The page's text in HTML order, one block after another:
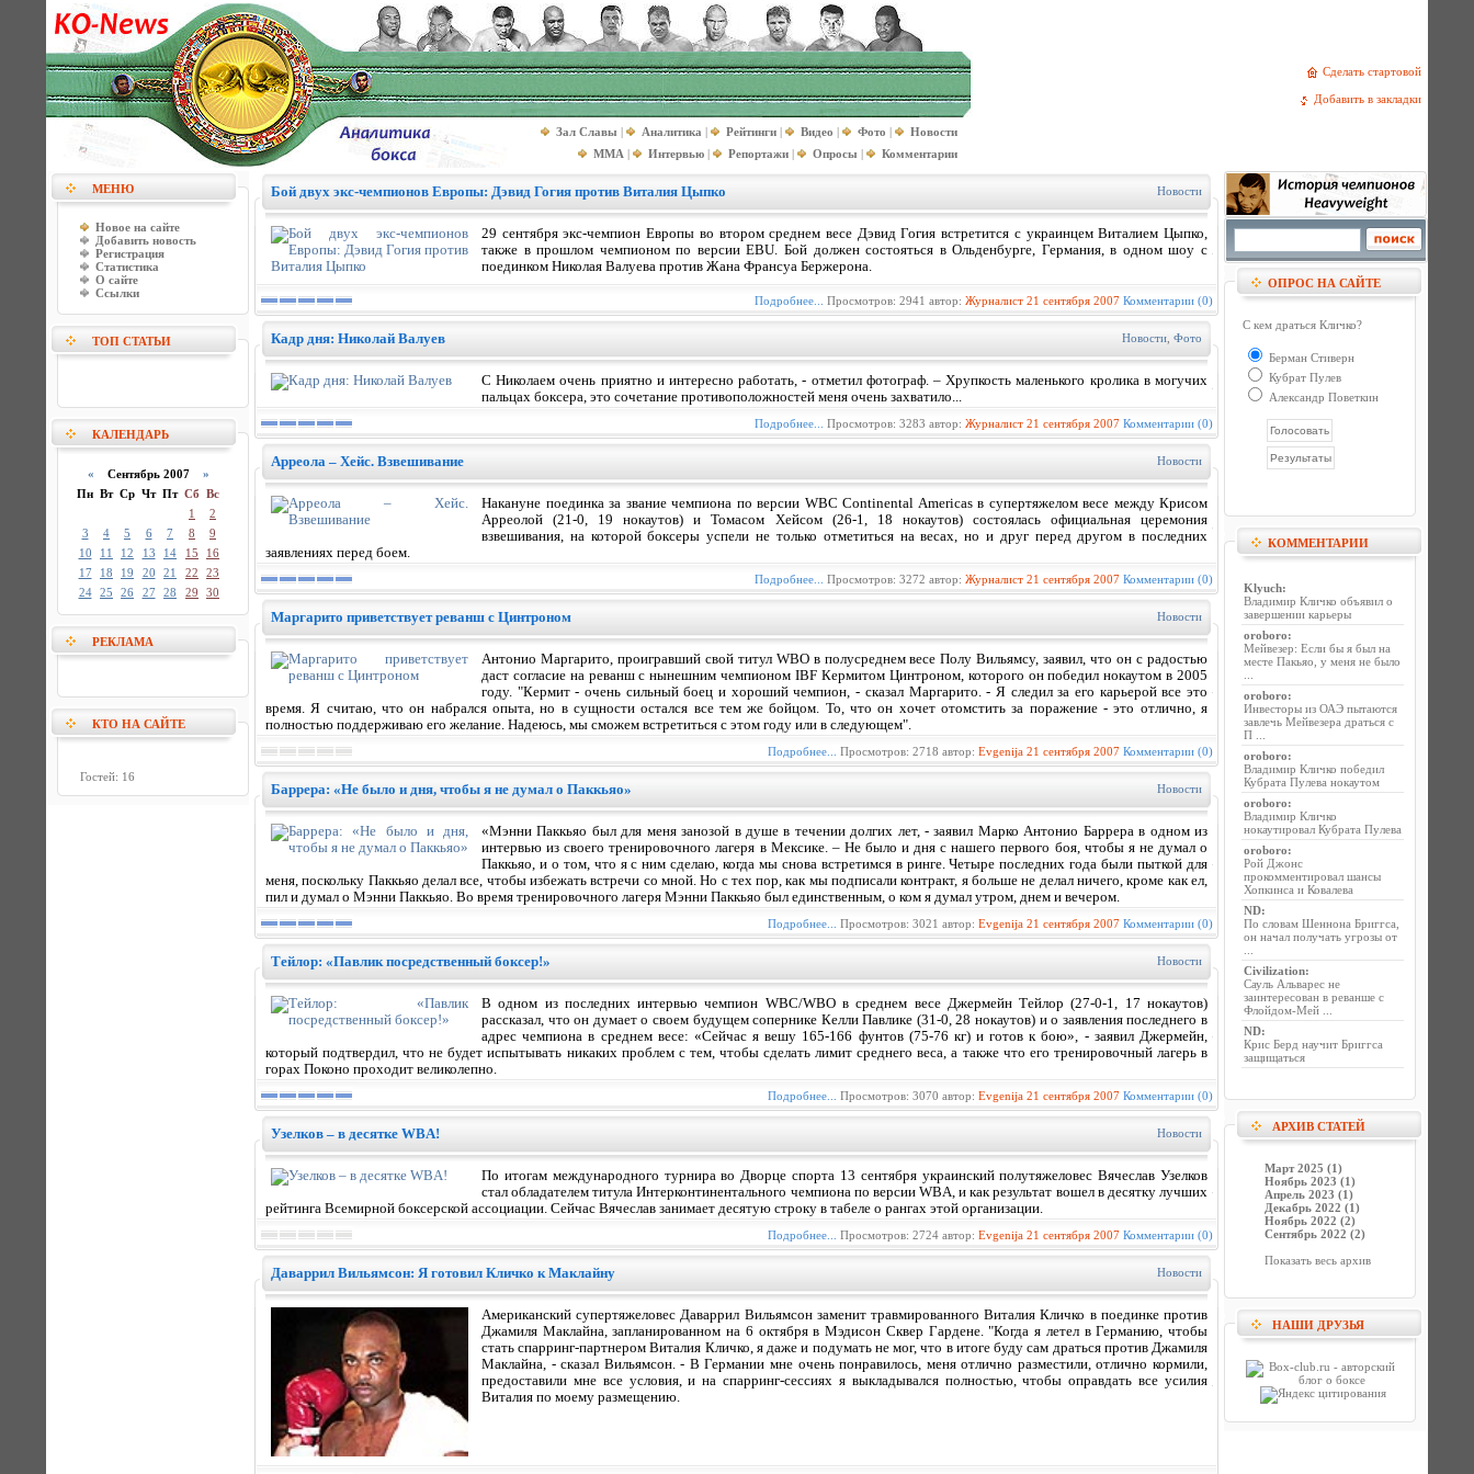
Сделать стартовой
Добавить в закладки
Зал Славы | Аналитика | Рейтинги | Видео | Фото |
Новости
MMA | Интервью | Репортажи | Опросы | Комментарии
МЕНЮ
Новое на сайте
Добавить новость
Регистрация
Статистика
О сайте
Ссылки
ТОП СТАТЬИ
КАЛЕНДАРЬ
« Сентябрь 2007 »
Пн Вт Ср Чт Пт Сб Вс
1
2
3
4 5 6 7 8
9
10
11 12 13 14 15
16
17
18 19 20 21 22
23
24
25 26 27 28 29 30
РЕКЛАМА
КТО НА САЙТЕ
Гостей: 16
Бой двух экс-чемпионов Европы: Дэвид Гогия против Виталия Цыпко Новости
29 сентября экс-чемпион Европы во втором среднем весе Дэвид Гогия встретится с украинцем Виталием Цыпко,
также в прошлом чемпионом по версии EBU. Бой должен состояться в Ольденбурге, Германия, в одном шоу с
поединком Николая Валуева против Жана Франсуа Бержерона.
Подробнее... Просмотров: 2941 автор: Журналист 21 сентября 2007 Комментарии (0)
Кадр дня: Николай Валуев Новости Фото
С Николаем очень приятно и интересно работать, - отметил фотограф. – Хрупкость маленького кролика в могучих
пальцах боксера, это сочетание противоположностей меня очень захватило...
Подробнее... Просмотров: 3283 автор: Журналист 21 сентября 2007 Комментарии (0)
Арреола – Хейс. Взвешивание Новости
Накануне поединка за звание чемпиона по версии WBC Continental Americas в супертяжелом весе между Крисом
Арреолой (21-0, 19 нокаутов) и Томасом Хейсом (26-1, 18 нокаутов) состоялась официальная церемония
взвешивания, на которой боксеры успели не только отметиться на весах, но и друг перед другом в последних
заявлениях перед боем.
Подробнее... Просмотров: 3272 автор: Журналист 21 сентября 2007 Комментарии (0)
Маргарито приветствует реванш с Цинтроном Новости
Антонио Маргарито, проигравший свой титул WBO в полусреднем весе Полу Вильямсу, заявил, что он с радостью
даст согласие на реванш с нынешним чемпионом IBF Кермитом Цинтроном, которого он победил нокаутом в 2005
году. "Кермит - очень сильный боец и хороший чемпион, - сказал Маргарито. - Я следил за его карьерой все это
время. Я считаю, что он набрался опыта, но в сущности остался все тем же бойцом. То, что он хочет отомстить за поражение - это отлично, я
полностью поддерживаю его желание. Надеюсь, мы сможем встретиться с этом году или в следующем".
Подробнее... Просмотров: 2718 автор: Evgenija 21 сентября 2007 Комментарии (0)
Баррера: «Не было и дня, чтобы я не думал о Паккьяо» Новости
«Мэнни Паккьяо был для меня занозой в душе в течении долгих лет, - заявил Марко Антонио Баррера в одном из
интервью из своего тренировочного лагеря в Мексике. – Не было и дня с нашего первого боя, чтобы я не думал о
Паккьяо, и о том, что я с ним сделаю, когда мы снова встретимся в ринге. Четыре последних года были пыткой для
меня, поскольку Паккьяо делал все, чтобы избежать встречи со мной. Но с тех пор, как мы подписали контракт, я больше не делал ничего, кроме как ел,
пил и думал о Мэнни Паккьяо. Во время тренировочного лагеря Мэнни Паккьяо был единственным, о ком я думал утром, днем и вечером.
Подробнее... Просмотров: 3021 автор: Evgenija 21 сентября 2007 Комментарии (0)
Тейлор: «Павлик посредственный боксер!» Новости
В одном из последних интервью чемпион WBC/WBO в среднем весе Джермейн Тейлор (27-0-1, 17 нокаутов)
рассказал, что он думает о своем будущем сопернике Келли Павлике (31-0, 28 нокаутов) и о заявления последнего в
адрес чемпиона в среднем весе: «Сейчас я вешу 165-166 фунтов (75-76 кг) и готов к бою», - заявил Джермейн,
который подтвердил, что не будет испытывать никаких проблем с тем, чтобы сделать лимит среднего веса, а также что его тренировочный лагерь в
горах Поконо проходит великолепно.
Подробнее... Просмотров: 3070 автор: Evgenija 21 сентября 2007 Комментарии (0)
Узелков – в десятке WBA! Новости
По итогам международного турнира во Дворце спорта 13 сентября украинский полутяжеловес Вячеслав Узелков
стал обладателем титула Интерконтинентального чемпиона по версии WBA, и как результат вошел в десятку лучших
рейтинга Всемирной боксерской ассоциации. Сейчас Вячеслав занимает десятую строку в табеле о рангах этой организации.
Подробнее... Просмотров: 2724 автор: Evgenija 21 сентября 2007 Комментарии (0)
Даваррил Вильямсон: Я готовил Кличко к Маклайну Новости
Американский супертяжеловес Даваррил Вильямсон заменит травмированного Виталия Кличко в поединке против
Джамиля Маклайна, запланированном на 6 октября в Мэдисон Сквер Гардене. "Когда я летел в Германию, чтобы
стать спарринг-партнером Виталия Кличко, я даже и подумать не мог, что в итоге буду сам драться против Джамиля
Маклайна, - сказал Вильямсон. - В Германии мне очень понравилось, меня отлично разместили, отлично кормили,
предоставили мне все условия, и на спарринг-сессиях я выкладывался полностью, чтобы оправдать все усилия
Виталия по моему размещению.
ОПРОС НА САЙТЕ
С кем драться Кличко?
Берман Стиверн
Кубрат Пулев
Александр Поветкин
КОММЕНТАРИИ
Klyuch:
Владимир Кличко объявил о
завершении карьеры
oroboro:
Мейвезер: Если бы я был на
месте Пакьяо, у меня не было
oroboro:
Инвесторы из ОАЭ пытаются
завлечь Мейвезера драться с
П ...
oroboro:
Владимир Кличко победил
Кубрата Пулева нокаутом
oroboro:
Владимир Кличко
нокаутировал Кубрата Пулева
oroboro:
Рой Джонс
прокомментировал шансы
Хопкинса и Ковалева
ND:
По словам Шеннона Бриггса,
он начал получать угрозы от
Civilization:
Сауль Альварес не
заинтересован в реванше с
Флойдом-Мей ...
ND:
Крис Берд научит Бриггса
защищаться
АРХИВ СТАТЕЙ
Март 2025 (1)
Ноябрь 2023 (1)
Апрель 2023 (1)
Декабрь 2022 (1)
Ноябрь 2022 (2)
Сентябрь 2022 (2)
Показать весь архив
НАШИ ДРУЗЬЯ